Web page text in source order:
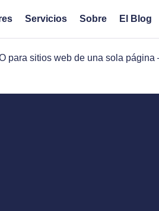
Servicios Sobre El Blog
para sitios web de una sola